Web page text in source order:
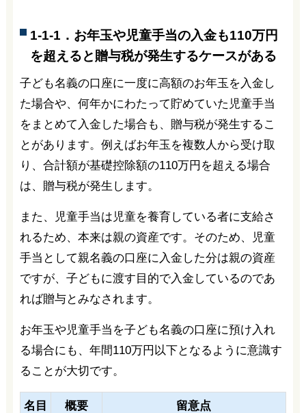
1-1-1．お年玉や児童手当の入金も110万円
を超えると贈与税が発生するケースがある
子ども名義の口座に一度に高額のお年玉を入金し
た場合や、何年かにわたって貯めていた児童手当
をまとめて入金した場合も、贈与税が発生するこ
とがあります。例えばお年玉を複数人から受け取
り、合計額が基礎控除額の110万円を超える場合
は、贈与税が発生します。
また、児童手当は児童を養育している者に支給さ
れるため、本来は親の資産です。そのため、児童
手当として親名義の口座に入金した分は親の資産
ですが、子どもに渡す目的で入金しているのであ
れば贈与とみなされます。
お年玉や児童手当を子ども名義の口座に預け入れ
る場合にも、年間110万円以下となるように意識す
ることが大切です。
名目 概要 留意点